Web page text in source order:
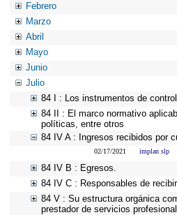
Febrero
Marzo
Abril
Mayo
Junio
Julio
84 I : Los instrumentos de
84 II : El marco normativo
políticas, entre otros
84 IV A : Ingresos recibidos por
02/17/2021 implan slp
84 IV B : Egresos.
84 IV C : Responsables de
84 V : Su estructura orgánica
prestador de servicios